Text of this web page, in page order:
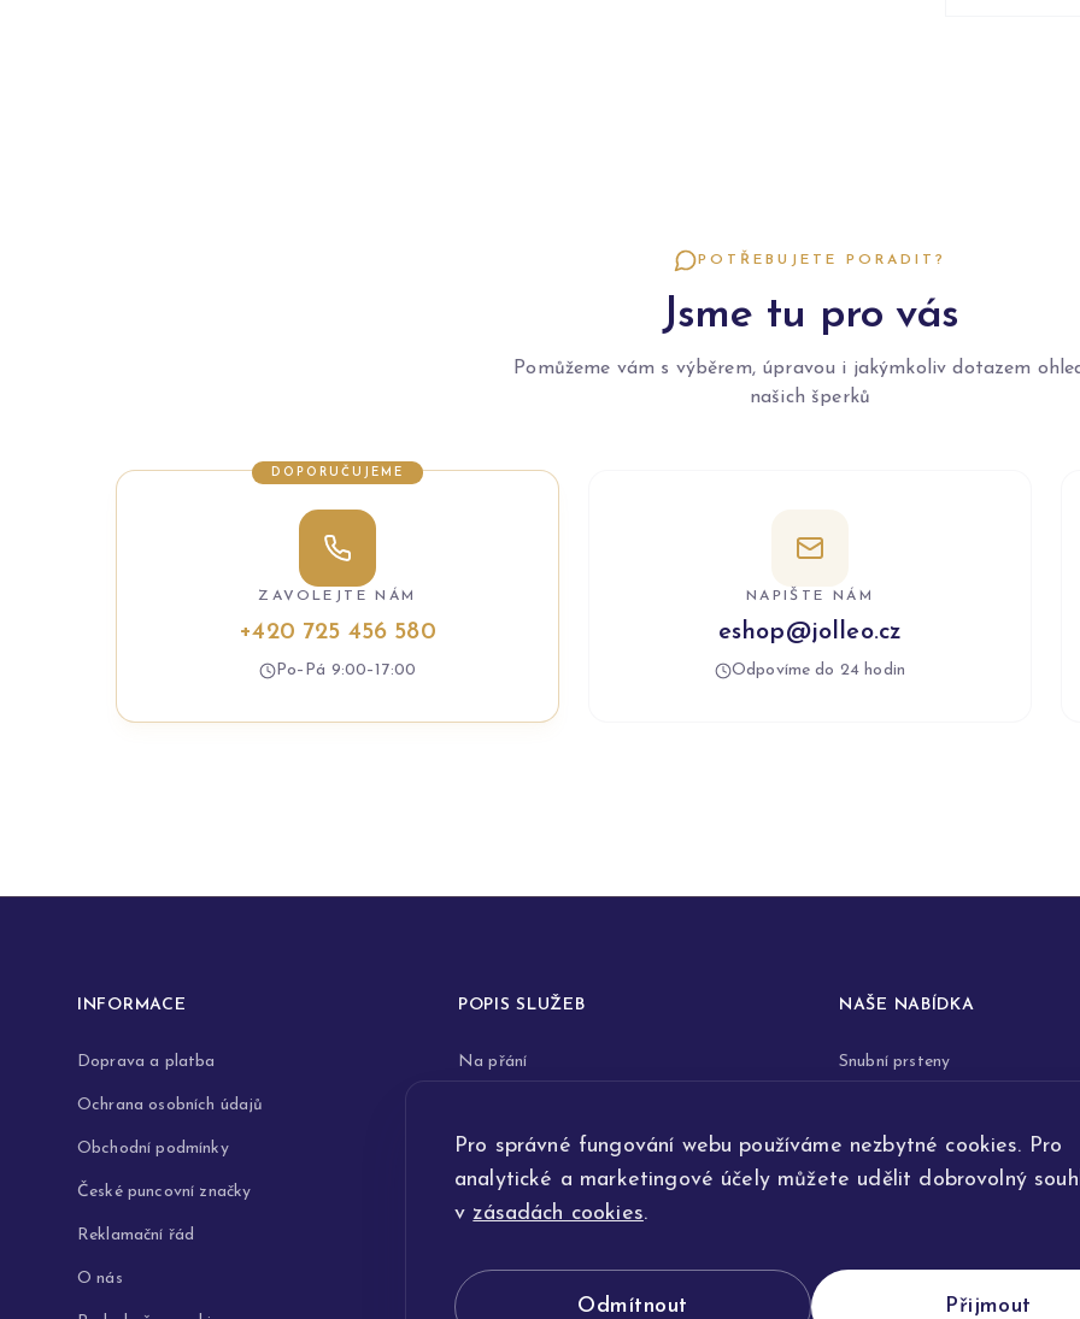
Pro správné fungování webu používáme nezbytné cookies. Pro
analytické a marketingové účely můžete udělit dobrovolný
v zásadách cookies.
Odmítnout Přijmout
POTŘEBUJETE PORADIT?
Jsme tu pro vás
Pomůžeme vám s výběrem, úpravou i jakýmkoliv dotazem
našich šperků
DOPORUČUJEME
ZAVOLEJTE NÁM
+420 725 456 580
Po–Pá 9:00–17:00
NAPIŠTE NÁM
eshop@jolleo.cz
Odpovíme do 24 hodin
INFORMACE
Doprava a platba
Ochrana osobních údajů
Obchodní podmínky
České puncovní značky
Reklamační řád
O nás
POPIS SLUŽEB
Na přání
Opravy a renovace šperků
Výkup zlata
NAŠE NABÍDKA
Snubní prsteny
Šperky
Na přání